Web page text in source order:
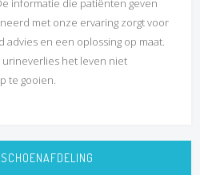
informatie die patiënten geven
met onze ervaring zorgt voor
advies en een oplossing op maat.
het leven niet
te gooien.